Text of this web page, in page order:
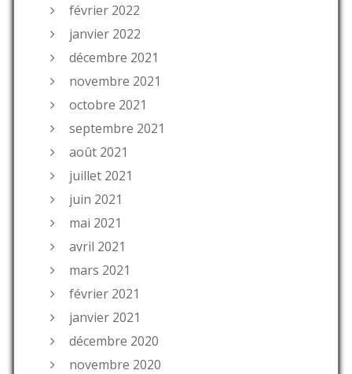
février 2022
janvier 2022
décembre 2021
novembre 2021
octobre 2021
septembre 2021
août 2021
juillet 2021
juin 2021
mai 2021
avril 2021
mars 2021
février 2021
janvier 2021
décembre 2020
novembre 2020